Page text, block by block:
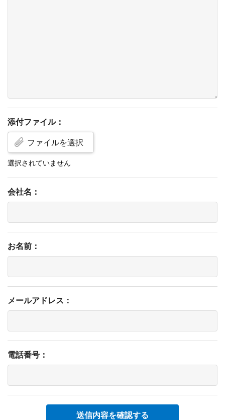
添付ファイル：
ファイルを選択
会社名：
お名前：
メールアドレス：
電話番号：
送信内容を確認する